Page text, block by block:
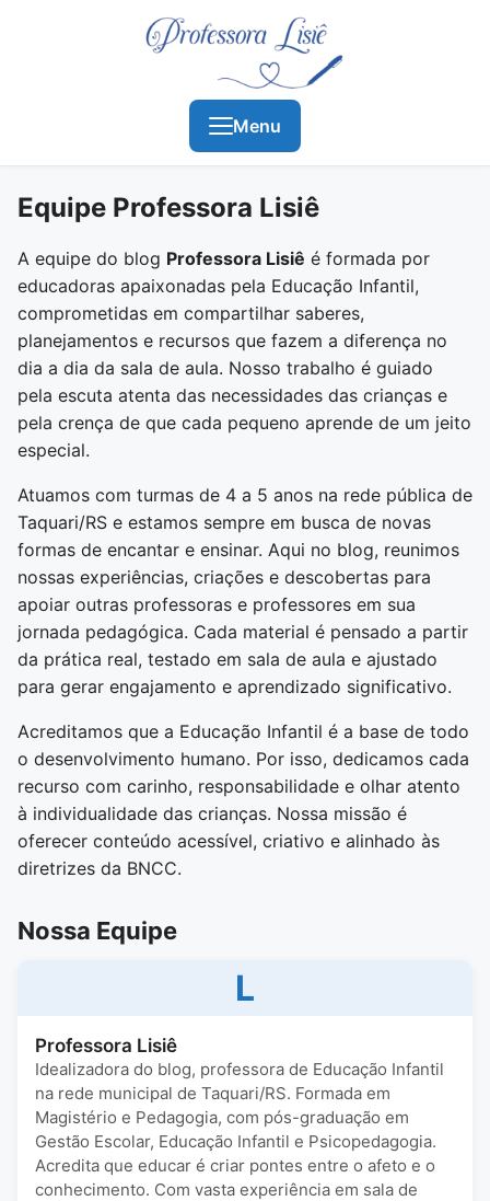
Menu
Equipe Professora Lisiê
A equipe do blog Professora Lisiê é formada por
educadoras apaixonadas pela Educação Infantil,
comprometidas em compartilhar saberes,
planejamentos e recursos que fazem a diferença no
dia a dia da sala de aula. Nosso trabalho é guiado
pela escuta atenta das necessidades das crianças e
pela crença de que cada pequeno aprende de um jeito
especial.
Atuamos com turmas de 4 a 5 anos na rede pública de
Taquari/RS e estamos sempre em busca de novas
formas de encantar e ensinar. Aqui no blog, reunimos
nossas experiências, criações e descobertas para
apoiar outras professoras e professores em sua
jornada pedagógica. Cada material é pensado a partir
da prática real, testado em sala de aula e ajustado
para gerar engajamento e aprendizado significativo.
Acreditamos que a Educação Infantil é a base de todo
o desenvolvimento humano. Por isso, dedicamos cada
recurso com carinho, responsabilidade e olhar atento
à individualidade das crianças. Nossa missão é
oferecer conteúdo acessível, criativo e alinhado às
diretrizes da BNCC.
Nossa Equipe
L
Professora Lisiê
Idealizadora do blog, professora de Educação Infantil
na rede municipal de Taquari/RS. Formada em
Magistério e Pedagogia, com pós-graduação em
Gestão Escolar, Educação Infantil e Psicopedagogia.
Acredita que educar é criar pontes entre o afeto e o
conhecimento. Com vasta experiência em sala de